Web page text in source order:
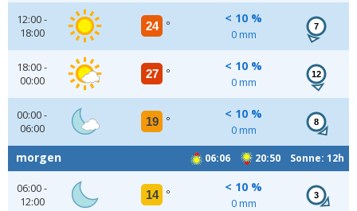
12:00 -
18:00
24 °
< 10 %
0 mm
7
18:00 -
00:00
27 °
< 10 %
0 mm
12
00:00 -
06:00
19 °
< 10 %
0 mm
8
06:06 20:50 Sonne: 12h
morgen
06:00 -
12:00
14 °
< 10 %
0 mm
3